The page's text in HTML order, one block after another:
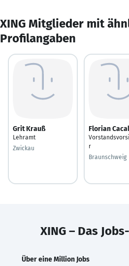
XING Mitglieder mit
Profilangaben
Grit Krauß
Lehramt
Zwickau
Florian
r
Braunschweig
XING – Das
Über eine Million Jobs